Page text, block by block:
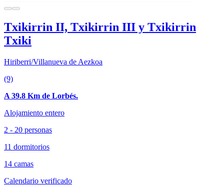
Txikirrin II, Txikirrin III y Txikirrin
Txiki
Hiriberri/Villanueva de Aezkoa
(9)
A 39.8 Km de Lorbés.
Alojamiento entero
2 - 20 personas
11 dormitorios
14 camas
Calendario verificado